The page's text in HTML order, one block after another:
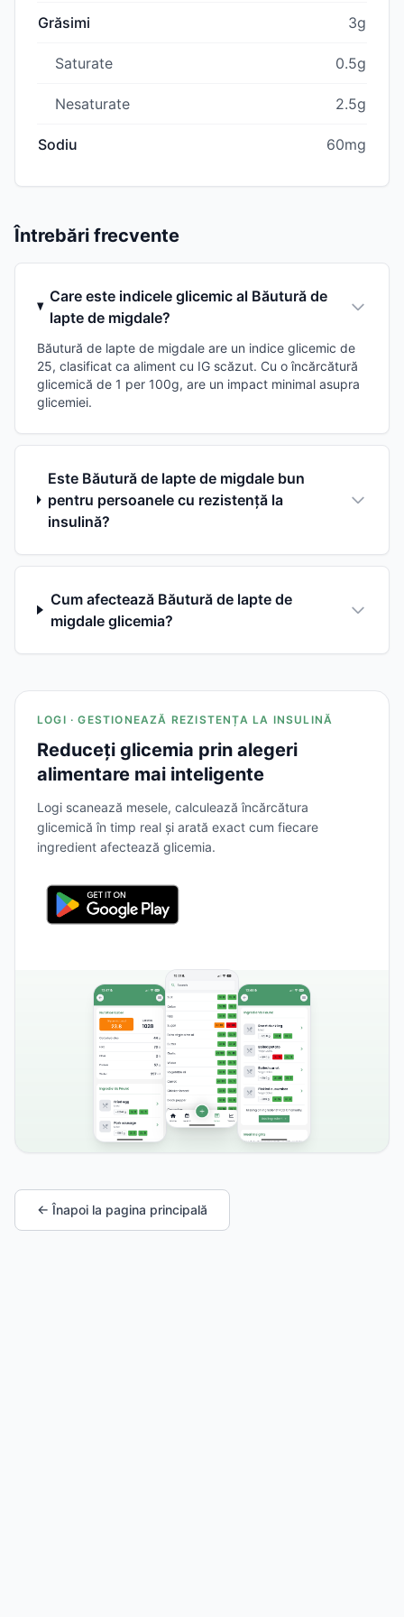
Grăsimi 3g
Saturate 0.5g
Nesaturate 2.5g
Sodiu 60mg
Întrebări frecvente
Care este indicele glicemic al Băutură de
lapte de migdale?
Băutură de lapte de migdale are un indice glicemic de
25, clasificat ca aliment cu IG scăzut. Cu o încărcătură
glicemică de 1 per 100g, are un impact minimal asupra
glicemiei.
Este Băutură de lapte de migdale bun
pentru persoanele cu rezistență la
insulină?
Cum afectează Băutură de lapte de
migdale glicemia?
LOGI · GESTIONEAZĂ REZISTENȚA LA INSULINĂ
Reduceți glicemia prin alegeri
alimentare mai inteligente
Logi scanează mesele, calculează încărcătura
glicemică în timp real și arată exact cum fiecare
ingredient afectează glicemia.
← Înapoi la pagina principală